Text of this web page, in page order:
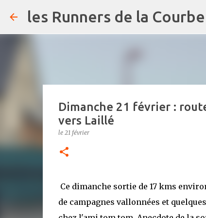
les Runners de la Courbe
Dimanche 21 février :
vers Laillé
le 21 février
Ce dimanche sortie de 17 kms
de campagnes vallonnées et